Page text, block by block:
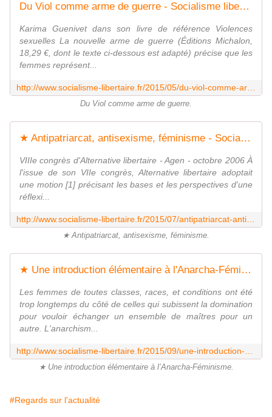
Du Viol comme arme de guerre - Socialisme libertaire
Karima Guenivet dans son livre de référence Violences
sexuelles La nouvelle arme de guerre (Éditions Michalon,
18,29 €, dont le texte ci-dessous est adapté) précise que les
femmes représent...
Du Viol comme arme de guerre.
★ Antipatriarcat, antisexisme, féminisme - Socialisme libertaire
VIIIe congrès d'Alternative libertaire - Agen - octobre 2006 À
l'issue de son VIIe congrès, Alternative libertaire adoptait
une motion [1] précisant les bases et les perspectives d'une
réflexi...
★ Antipatriarcat, antisexisme, féminisme.
★ Une introduction élémentaire à l'Anarcha-Féminisme - Socialisme libertaire
Les femmes de toutes classes, races, et conditions ont été
trop longtemps du côté de celles qui subissent la domination
pour vouloir échanger un ensemble de maîtres pour un
autre. L'anarchism...
★ Une introduction élémentaire à l’Anarcha-Féminisme.
#Regards sur l'actualité